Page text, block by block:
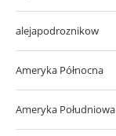
alejapodroznikow
Ameryka Północna
Ameryka Południowa